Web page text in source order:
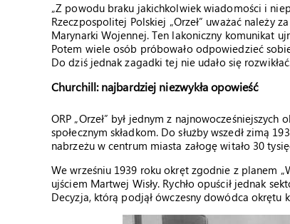
„Z powodu braku jakichkolwiek wiadomości i
Rzeczpospolitej Polskiej „Orzeł” uważać należy
Marynarki Wojennej. Ten lakoniczny komunikat
Potem wiele osób próbowało odpowiedzieć
Do dziś jednak zagadki tej nie udało się
Churchill: najbardziej niezwykła opowieść
ORP „Orzeł” był jednym z
społecznym składkom. Do służby wszedł zimą
nabrzeżu w centrum miasta załogę witało 30
We wrześniu 1939 roku okręt zgodnie z planem
ujściem Martwej Wisły. Rychło opuścił jednak
Decyzja, którą podjął ówczesny dowódca okrętu